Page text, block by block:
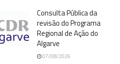
Consulta Pública da
revisão do Programa
Regional de Ação do
Algarve
07/08/2026